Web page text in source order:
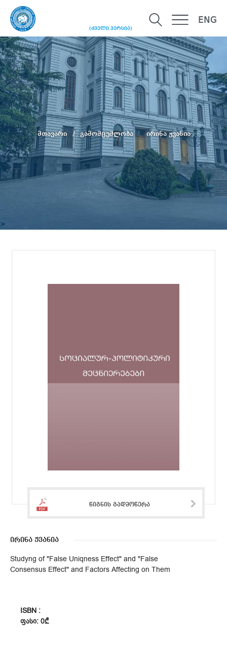
(ძველი ვერსია)
ENG
>
მთავარი გამომცემლობა ირინა ჟვანია
წიგნის გადმოწერა
ირინა ჟვანია
Studyng of "False Uniqness Effect" and "False
Consensus Effect" and Factors Affecting on Them
ISBN :
ᲤᲐᲡᲘ: 0₾